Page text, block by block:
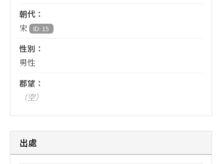
朝代：
宋 ID: 15
性別：
男性
郡望：
（空）
出處